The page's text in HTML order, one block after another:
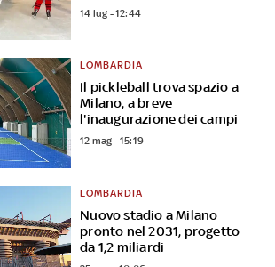
14 lug - 12:44
Il pickleball trova spazio a
Milano, a breve
l'inaugurazione dei campi
LOMBARDIA
12 mag - 15:19
Nuovo stadio a Milano
pronto nel 2031, progetto
da 1,2 miliardi
LOMBARDIA